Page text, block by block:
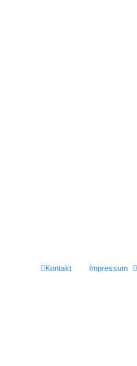
Impressum
Kontakt